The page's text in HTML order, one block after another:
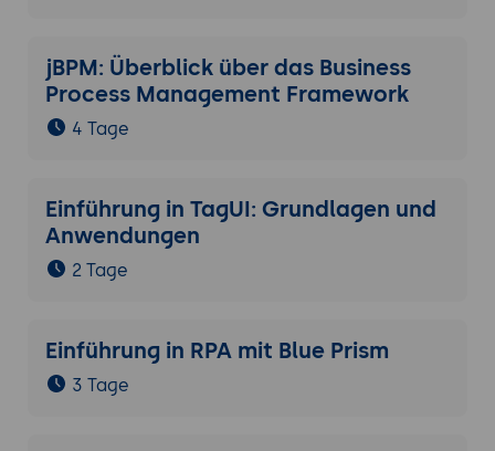
jBPM: Überblick über das Business
Process Management Framework
4 Tage
Einführung in TagUI: Grundlagen und
Anwendungen
2 Tage
Einführung in RPA mit Blue Prism
3 Tage